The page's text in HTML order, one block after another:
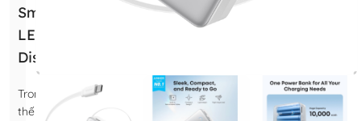
Smart
LED
Display)
Trong
thế